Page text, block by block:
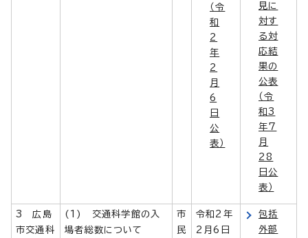
（令
和
2
年
2
月
6
日
公
表）
見に
対す
る対
応結
果の
公表
（令
和3
年7
月
28
日公
表）
3 広島
市交通科
(1) 交通科学館の入
場者総数について
市
民
令和2年
2月6日
包括
外部